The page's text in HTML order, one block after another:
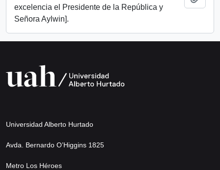
excelencia el Presidente de la República y
Señora Aylwin].
Universidad Alberto Hurtado
Avda. Bernardo O’Higgins 1825
Metro Los Héroes